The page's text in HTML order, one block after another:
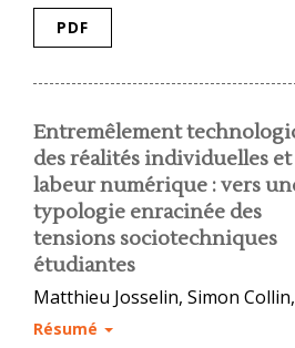
PDF
Entremêlement
des réalités individuelles et
labeur numérique : vers
typologie enracinée des
tensions sociotechniques
étudiantes
Matthieu Josselin, Simon
Résumé